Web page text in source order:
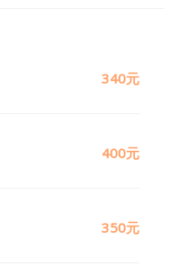
340元
400元
350元